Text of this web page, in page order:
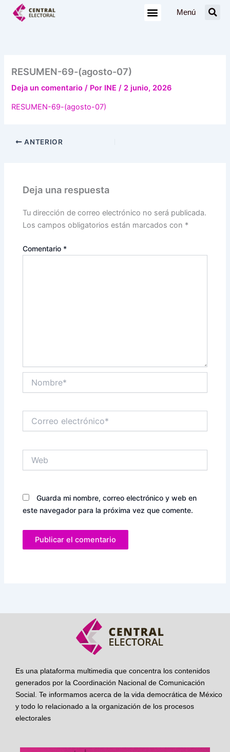
Menú
RESUMEN-69-(agosto-07)
Deja un comentario / Por INE/ 2 junio, 2026
RESUMEN-69-(agosto-07)
ANTERIOR
Deja una respuesta
Tu dirección de correo electrónico no será publicada.
Los campos obligatorios están marcados con *
Comentario *
electrónico*
Guarda mi nombre, correo electrónico y web en
este navegador para la próxima vez que comente.
Es una plataforma multimedia que concentra los contenidos
generados por la Coordinación Nacional de Comunicación
Social. Te informamos acerca de la vida democrática de México
y todo lo relacionado a la organización de los procesos
electorales